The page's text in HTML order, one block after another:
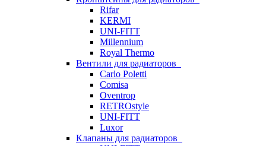
Rifar
KERMI
UNI-FITT
Millennium
Royal Thermo
Вентили для радиаторов
Carlo Poletti
Comisa
Oventrop
RETROstyle
UNI-FITT
Luxor
Клапаны для радиаторов